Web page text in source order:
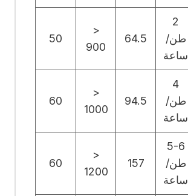
2
طن/
ساعة
64.5
<
900
50
4
طن/
ساعة
94.5
<
1000
60
5-6
طن/
ساعة
157
<
1200
60